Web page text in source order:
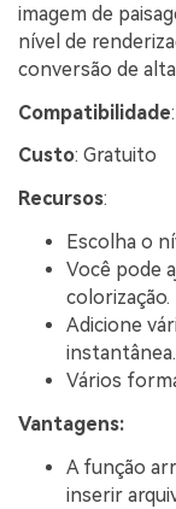
imagem de
nível de
conversão de
Compatibilidade
Custo: Gratuito
Recursos:
Escolha o
Você pode
colorização.
Adicione
instantânea.
Vários
Vantagens:
A função
inserir